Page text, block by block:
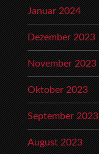
Januar 2024
Dezember 2023
November 2023
Oktober 2023
September 2023
August 2023